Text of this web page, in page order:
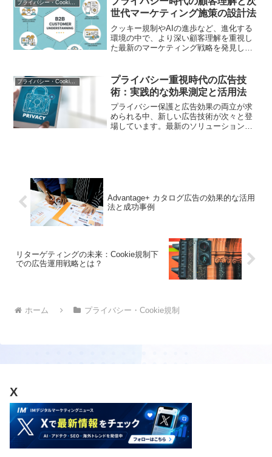
プライバシー・Cookie規制
世代マーケティング施策の設計法
クッキー規制やAIの進歩など、進化する
環境の中で、より深い顧客理解を重視し
た最新のマーケティング戦略を発見しま
プライバシー重視時代の広告技
術：実践的な効果測定と活用法
プライバシー保護と広告効果の両立が求
められる中、新しい広告技術が次々と登
場しています。最新のソリューションと
Advantage+ カタログ広告の効果的な活用
法と成功事例
リターゲティングの未来：Cookie規制下
での広告運用戦略とは？
ホーム プライバシー・Cookie規制
X